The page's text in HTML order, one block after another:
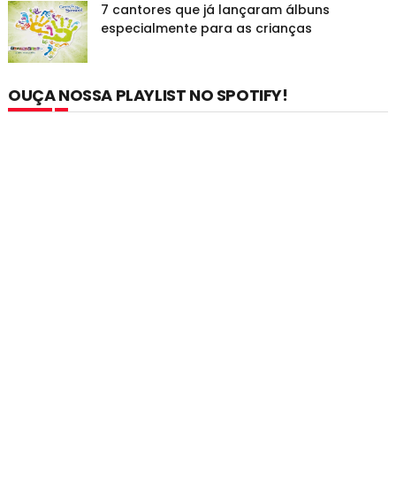
7 cantores que já lançaram álbuns
especialmente para as crianças
OUÇA NOSSA PLAYLIST NO SPOTIFY!